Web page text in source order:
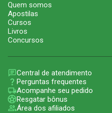
Quem somos
Apostilas
Cursos
Livros
Concursos
Central de atendimento
Perguntas frequentes
Acompanhe seu pedido
Resgatar bônus
Área dos afiliados